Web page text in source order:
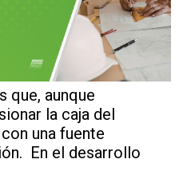
que, aunque
la caja del
una fuente
En el desarrollo